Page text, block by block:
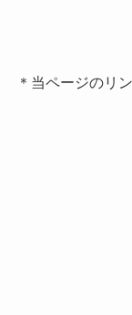
＊当ページのリ